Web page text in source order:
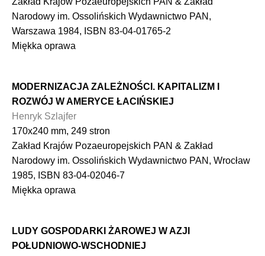
Narodowy im. Ossolińskich Wydawnictwo PAN,
Warszawa 1984, ISBN 83-04-01765-2
Miękka oprawa
MODERNIZACJA ZALEŻNOŚCI. KAPITALIZM I
ROZWÓJ W AMERYCE ŁACIŃSKIEJ
Henryk Szlajfer
170x240 mm, 249 stron
Zakład Krajów Pozaeuropejskich PAN & Zakład
Narodowy im. Ossolińskich Wydawnictwo PAN, Wrocław
1985, ISBN 83-04-02046-7
Miękka oprawa
LUDY GOSPODARKI ŻAROWEJ W AZJI
POŁUDNIOWO-WSCHODNIEJ